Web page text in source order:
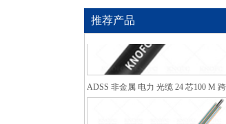
推荐产品
ADSS 非金属 电力 光缆 24 芯100 M